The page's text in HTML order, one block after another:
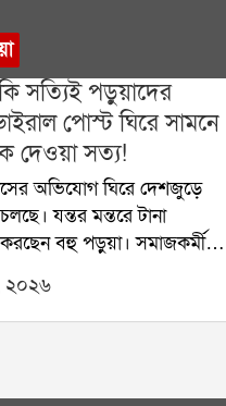
সত্যিই পড়ুয়াদের
পোস্ট ঘিরে সামনে
দেওয়া সত্য!
অভিযোগ ঘিরে দেশজুড়ে
যন্তর মন্তরে টানা
বহু পড়ুয়া। সমাজকর্মী
অনশন প্রত্যাহার করলেও
জানিয়েছেন, কেন্দ্রীয়
ধর্মেন্দ্র প্রধানের পদত্যাগ না হওয়া
২০২৬